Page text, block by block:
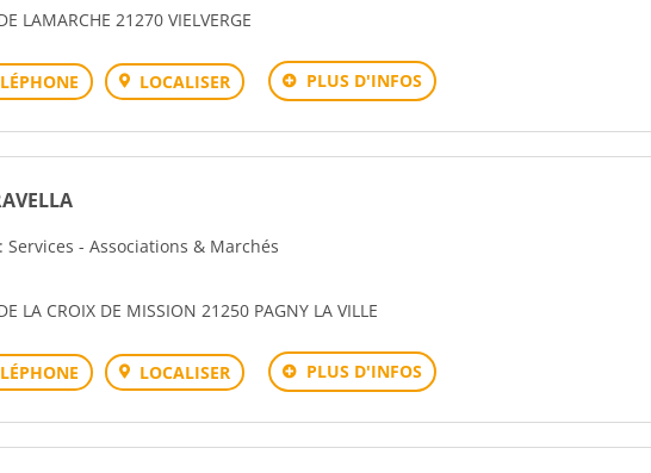
LAMARCHE 21270 VIELVERGE
LOCALISER PLUS D'INFOS
Services - Associations & Marchés
LA CROIX DE MISSION 21250 PAGNY LA VILLE
LOCALISER PLUS D'INFOS